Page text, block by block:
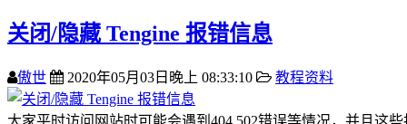
关闭/隐藏 Tengine 报错信息
傲世 2020年05月03日晚上 08:33:10 教程资料
大家平时访问网站时可能会遇到404,502错误等情况，并且这